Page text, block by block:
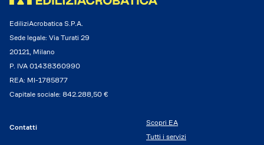
EdiliziAcrobatica S.P.A.
Sede legale: Via Turati 29
20121, Milano
P. IVA 01438360990
REA: MI-1785877
Capitale sociale: 842.288,50 €
Contatti
Scopri EA
Tutti i servizi